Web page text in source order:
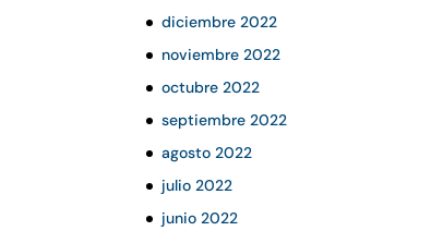
diciembre 2022
noviembre 2022
octubre 2022
septiembre 2022
agosto 2022
julio 2022
junio 2022